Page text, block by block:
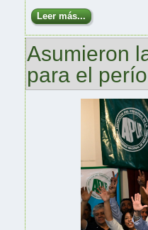
Leer más...
Asumieron
para el